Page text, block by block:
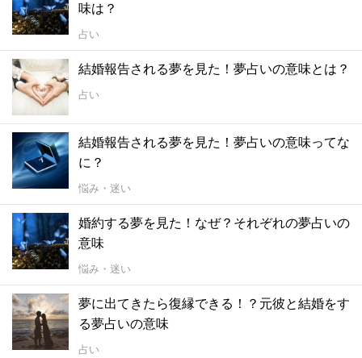
味は？
占い
結婚報告される夢を見た！夢占いの意味とは？
占い
結婚報告される夢を見た！夢占いの意味ってな
に？
悩み・迷い
婚約する夢を見た！なぜ？それぞれの夢占いの
意味
悩み・迷い
夢に出てきたら復縁できる！？元彼と結婚をす
る夢占いの意味
占い